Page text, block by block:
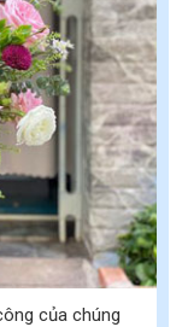
của chúng